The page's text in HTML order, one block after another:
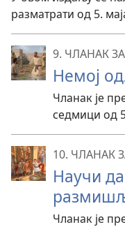
разматрати од 5.
9. ЧЛАНАК
Немој
Чланак је
седмици од
10. ЧЛАНАК
Научи
Чланак је